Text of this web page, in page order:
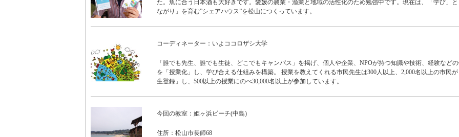
た。魚に合う日本酒も大好きです。愛媛の農業・漁業と地域の活性化のため勉強中です。現在は、「学び」と
ながり」を育む”シェアハウス”を松山につくっています。
コーディネーター：いよココロザシ大学
「誰でも先生、誰でも生徒、どこでもキャンパス」を掲げ、個人や企業、NPOが持つ知識や技術、経験など
を「授業化」し、学び合える仕組みを構築。 授業を教えてくれる市民先生は300人以上、2,000名以上の市民
生登録」し、500以上の授業にのべ30,000名以上が参加しています。
今回の教室：姫ヶ浜ビーチ(中島)
住所：松山市長師68